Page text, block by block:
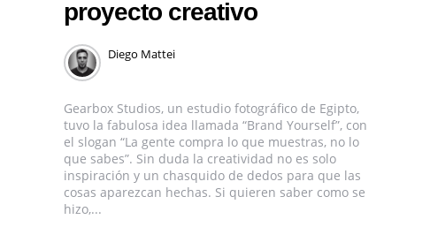
proyecto creativo
Diego Mattei
Gearbox Studios, un estudio fotográfico de Egipto,
tuvo la fabulosa idea llamada “Brand Yourself”, con
el slogan “La gente compra lo que muestras, no lo
que sabes”. Sin duda la creatividad no es solo
inspiración y un chasquido de dedos para que las
cosas aparezcan hechas. Si quieren saber como se
hizo,...